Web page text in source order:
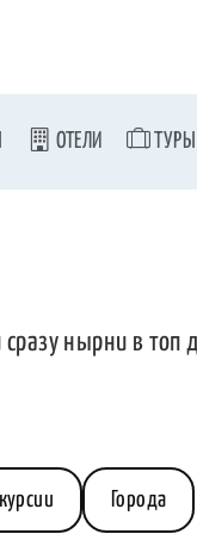
ОТЕЛИ ТУРЫ
нырни в топ
Города